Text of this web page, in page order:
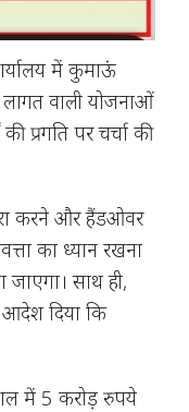
में कुमाऊं
वाली योजनाओं
प्रगति पर चर्चा की
करने और हैंडओवर
का ध्यान रखना
जाएगा। साथ ही,
आदेश दिया कि
में 5 करोड़ रुपये